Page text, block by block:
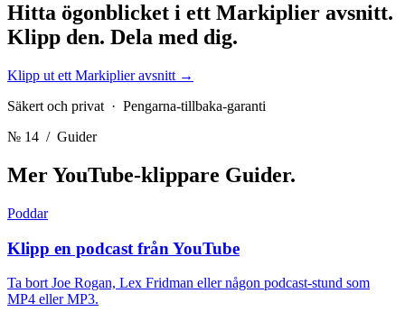
Hitta ögonblicket i ett Markiplier avsnitt.
Klipp den. Dela med dig.
Klipp ut ett Markiplier avsnitt →
Säkert och privat · Pengarna-tillbaka-garanti
№ 14 / Guider
Mer YouTube-klippare Guider.
Poddar
Klipp en podcast från YouTube
Ta bort Joe Rogan, Lex Fridman eller någon podcast-stund som
MP4 eller MP3.